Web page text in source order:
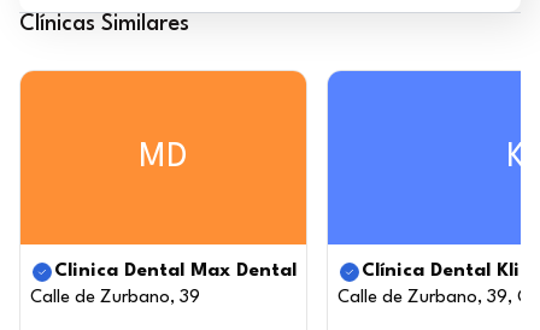
Clínicas Similares
MD
Clinica Dental Max Dental
Calle de Zurbano, 39
Clínica Dental
Calle de Zurbano, 39,